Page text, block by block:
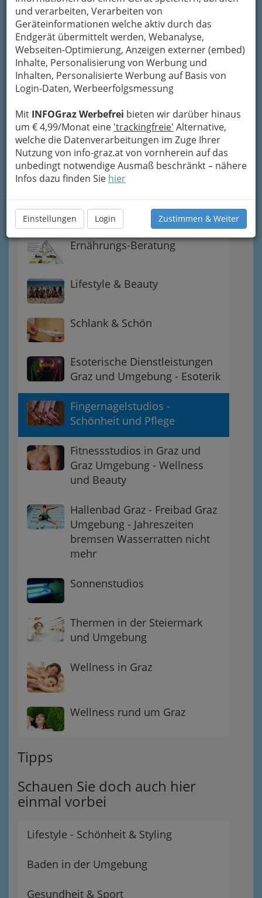
und verarbeiten, Verarbeiten von
Geräteinformationen welche aktiv durch das
Endgerät übermittelt werden, Webanalyse,
Webseiten-Optimierung, Anzeigen externer (embed)
Inhalte, Personalisierung von Werbung und
Inhalten, Personalisierte Werbung auf Basis von
Login-Daten, Werbeerfolgsmessung
Mit INFOGraz Werbefrei bieten wir darüber hinaus
um € 4,99/Monat eine 'trackingfreie' Alternative,
welche die Datenverarbeitungen im Zuge Ihrer
Nutzung von info-graz.at von vornherein auf das
unbedingt notwendige Ausmaß beschränkt – nähere
Infos dazu finden Sie hier
Einstellungen Login Zustimmen & Weiter
Navigation
Umgebung
Dampfbad & Sauna
Friseure Graz und
Friseurinnen - perfekte
Frisuren
Ernährungs-Beratung
Lifestyle & Beauty
Schlank & Schön
Esoterische Dienstleistungen
Graz und Umgebung - Esoterik
Fingernagelstudios -
Schönheit und Pflege
Fitnessstudios in Graz und
Graz Umgebung - Wellness
und Beauty
Hallenbad Graz - Freibad Graz
Umgebung - Jahreszeiten
bremsen Wasserratten nicht
mehr
Sonnenstudios
Thermen in der Steiermark
und Umgebung
Wellness in Graz
Wellness rund um Graz
Tipps
Schauen Sie doch auch hier
einmal vorbei
Lifestyle - Schönheit & Styling
Baden in der Umgebung
Gesundheit & Sport